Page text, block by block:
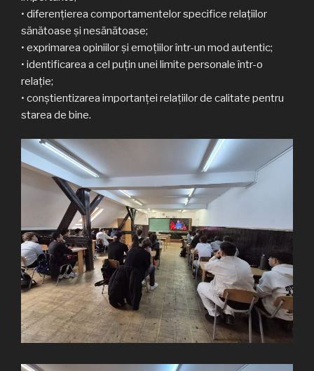
• diferențierea comportamentelor specifice relațiilor
sănătoase și nesănătoase;
• exprimarea opiniilor și emoțiilor într-un mod autentic;
• identificarea a cel puțin unei limite personale într-o
relație;
• conștientizarea importanței relațiilor de calitate pentru
starea de bine.